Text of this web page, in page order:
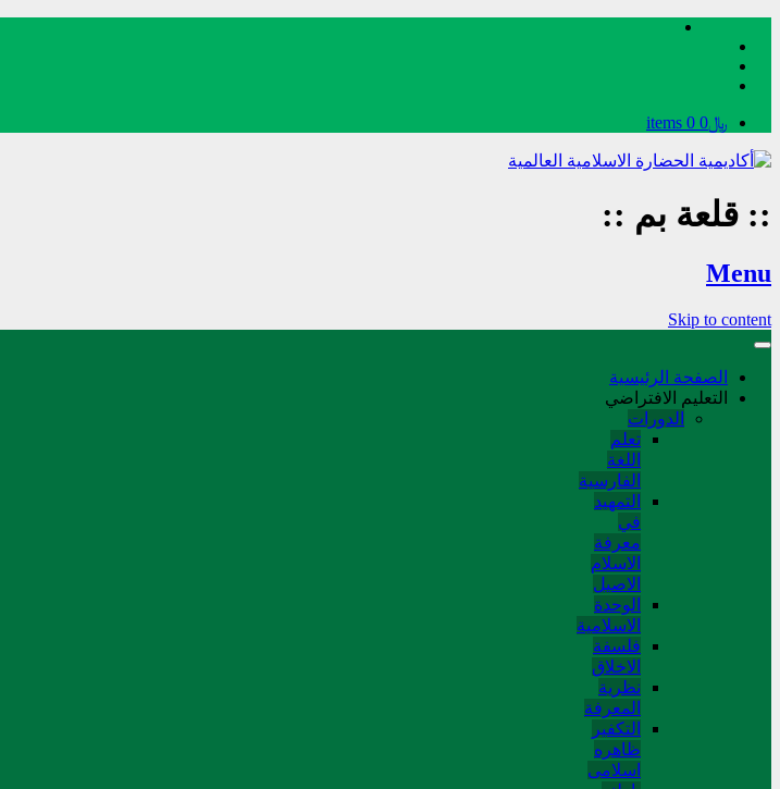
﷼0 0 items
:: قلعة بم ::
Menu
Skip to content
الصفحة الرئيسية
التعليم الافتراضي
الدورات
تعلم
اللغة
الفارسیة
التمهید
في
معرفة
الاسلام
الاصیل
الوحدة
الاسلامیة
فلسفة
الاخلاق
نظریة
المعرفة
التکفیر
ظاهره
اسلامی